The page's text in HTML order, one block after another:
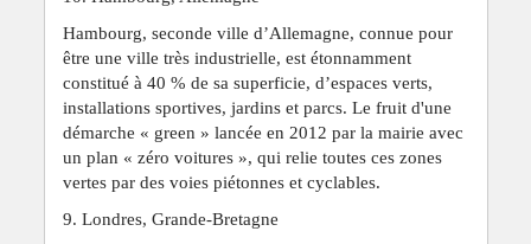
Hambourg, seconde ville d’Allemagne, connue pour
être une ville très industrielle, est étonnamment
constitué à 40 % de sa superficie, d’espaces verts,
installations sportives, jardins et parcs. Le fruit d'une
démarche « green » lancée en 2012 par la mairie avec
un plan « zéro voitures », qui relie toutes ces zones
vertes par des voies piétonnes et cyclables.
9. Londres, Grande-Bretagne